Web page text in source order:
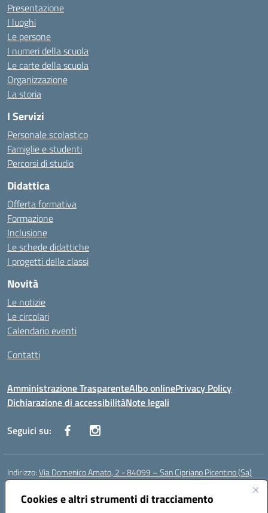
Cookies e altri strumenti di tracciamento
Presentazione
I luoghi
Le persone
I numeri della scuola
Le carte della scuola
Organizzazione
La storia
I Servizi
Personale scolastico
Famiglie e studenti
Percorsi di studio
Didattica
Offerta formativa
Formazione
Inclusione
Le schede didattiche
I progetti delle classi
Novità
Le notizie
Le circolari
Calendario eventi
Contatti
Amministrazione TrasparenteAlbo onlinePrivacy Policy
Dichiarazione di accessibilitàNote legali
Seguici su:
Indirizzo:Via Domenico Amato, 2 - 84099 – San Cipriano Picentino (Sa)
Centralino:
Posta elettronica certificata (PEC):saic87700c@pec.istruzione.it